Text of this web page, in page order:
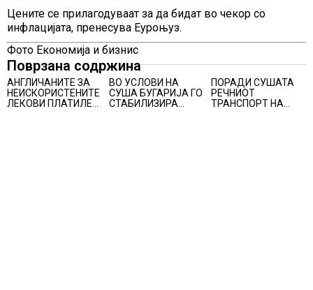
Цените се прилагодуваат за да бидат во чекор со
инфлацијата, пренесува Еуроњуз.
Фото Економија и бизнис
Поврзана содржина
АНГЛИЧАНИТЕ ЗА
НЕИСКОРИСТЕНИТЕ
ЛЕКОВИ ПЛАТИЛЕ
ВО УСЛОВИ НА
СУША БУГАРИЈА ГО
СТАБИЛИЗИРА
ПОРАДИ СУШАТА
РЕЧНИОТ
ТРАНСПОРТ НА